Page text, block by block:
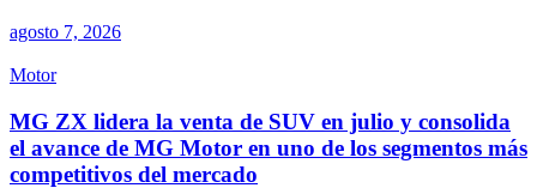
agosto 7, 2026
Motor
MG ZX lidera la venta de SUV en julio y consolida
el avance de MG Motor en uno de los segmentos más
competitivos del mercado